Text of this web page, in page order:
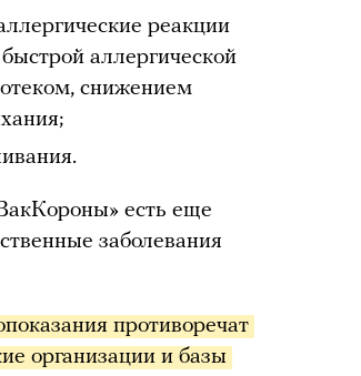
реакции
аллергической
снижением
есть еще
заболевания
противоречат
организации и базы